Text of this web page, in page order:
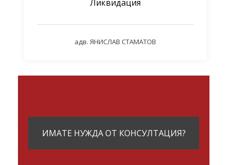
Ликвидация
адв. ЯНИСЛАВ СТАМАТОВ
ИМАТЕ НУЖДА ОТ КОНСУЛТАЦИЯ?